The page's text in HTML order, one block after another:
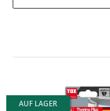
AUF LAGER